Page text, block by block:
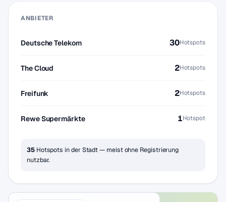
ANBIETER
Deutsche Telekom 30Hotspots
The Cloud 2Hotspots
Freifunk 2Hotspots
Rewe Supermärkte 1Hotspot
35Hotspots in der Stadt — meist ohne Registrierung
nutzbar.